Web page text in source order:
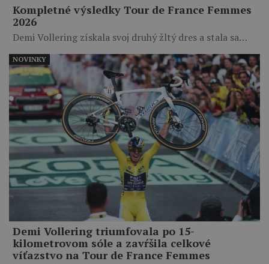
Kompletné výsledky Tour de France Femmes
2026
Demi Vollering získala svoj druhý žltý dres a stala sa…
Demi Vollering triumfovala po 15-
kilometrovom sóle a zavŕšila celkové
víťazstvo na Tour de France Femmes
NOVINKY